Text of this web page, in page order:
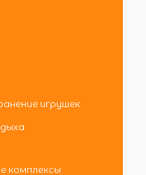
игрушек
комплексы